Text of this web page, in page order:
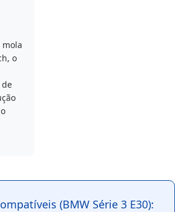
mola
o
(BMW Série 3 E30):